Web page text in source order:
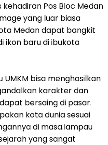
kehadiran Pos Bloc Medan
yang luar biasa
Medan dapat bangkit
ikon baru di ibukota
bisa menghasilkan
karakter dan
bersaing di pasar.
kota dunia sesuai
di masa.lampau
yang sangat